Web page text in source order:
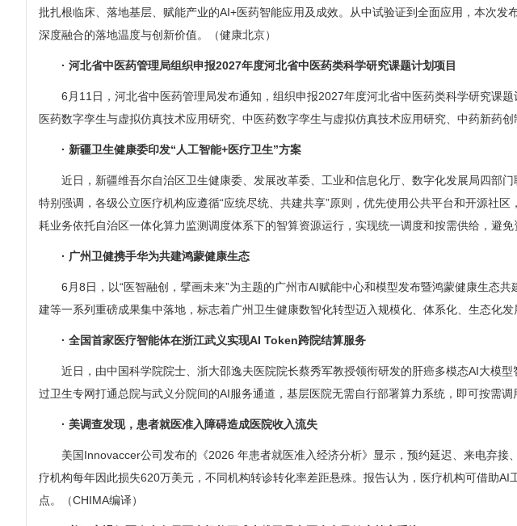
批扎根临床、落地基层、赋能产业的AI+医药智能应用及成效。从中试验证到全面应用，本次
深度融合的落地温度与创新价值。（健康北京）
· 河北省中医药管理局组织申报2027年度河北省中医药类科学研究课题计划项目
6月11日，河北省中医药管理局发布通知，组织申报2027年度河北省中医药类科学研究课
医药数字孪生与虚拟仿真技术应用研究、中医药数字孪生与虚拟仿真技术应用研究、中药新药
· 新疆卫生健康委印发“人工智能+医疗卫生”方案
近日，新疆维吾尔自治区卫生健康委、发展改革委、工业和信息化厅、数字化发展局四部
特别强调，各级公立医疗机构应遵循“应统尽统、共建共享”原则，优先使用公共平台和开源社
耗业务依托自治区一体化算力监测调度体系下的智算资源运行，实现统一调度和按需供给，避免
· 广州卫健携手华为共建鸿蒙健康生态
6月8日，以“医智融创，擘画未来”为主题的广州市AI赋能中心和模型发布暨鸿蒙健康生态
建等一系列重磅成果集中落地，标志着广州卫生健康数智化转型迈入规模化、体系化、生态化
· 全国首家医疗智能体在浙江武义实现AI Token跨院结算服务
近日，由中国科学院院士、浙大邵逸夫医院院长蔡秀军教授领衔研发的肝癌多模态AI大模
过卫生专网打通总院与武义分院间的AI服务通道，基层医院无需自行部署算力系统，即可按需
· 美调查发现，患者就医准入障碍造成医院收入流失
美国Innovaccer公司发布的《2026 年患者就医准入经济分析》显示，预约延迟、来电弃
疗机构每年因此损失620万美元，不同机构转诊转化率差距悬殊。报告认为，医疗机构可借助
点。（CHIMA编译）